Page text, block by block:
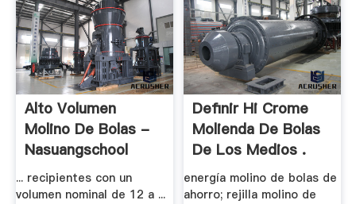
Alto Volumen
Molino De Bolas -
Nasuangschool
... recipientes con un
volumen nominal de 12 a ...
Definir Hi Crome
Molienda De Bolas
De Los Medios .
energía molino de bolas de
ahorro; rejilla molino de